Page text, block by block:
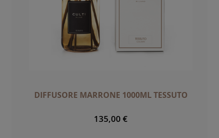
DIFFUSORE MARRONE 1000ML TESSUTO
135,00 €